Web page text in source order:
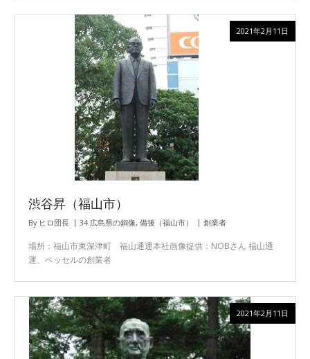
渋谷昇（福山市）
By ヒロ団長 34.広島県の銅像, 備後（福山市） 創業者
場所：福山市東深津町 福山通運本社画像提供：NOBさん 福山通
運、ベッセルの創業者
2021年2月11日
2021年2月11日